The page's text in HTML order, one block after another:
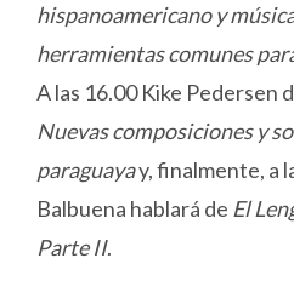
hispanoamericano y
herramientas comunes
A las 16.00 Kike Pedersen
Nuevas composiciones y
paraguayay, finalmente, a
Balbuena hablará de El
Parte II.